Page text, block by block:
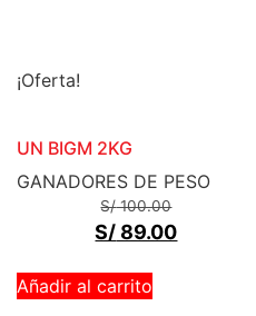
¡Oferta!
UN BIGM 2KG
GANADORES DE PESO
S/100.00
S/ 89.00
Añadir al carrito